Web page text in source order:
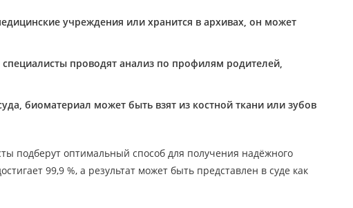
учреждения или хранится в архивах, он может
проводят анализ по профилям родителей,
биоматериал может быть взят из костной ткани или зубов
подберут оптимальный способ для получения надёжного
99,9 %, а результат может быть представлен в суде как